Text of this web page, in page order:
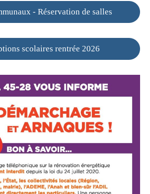
- Réservation de salles
scolaires rentrée 2026